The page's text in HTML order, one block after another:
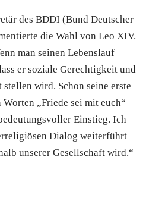
des BDDI (Bund Deutscher
die Wahl von Leo XIV.
man seinen Lebenslauf
er soziale Gerechtigkeit und
wird. Schon seine erste
„Friede sei mit euch“ –
Einstieg. Ich
Dialog weiterführt
unserer Gesellschaft wird.“